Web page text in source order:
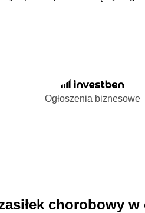
Ogłoszenia biznesowe
chorobowy